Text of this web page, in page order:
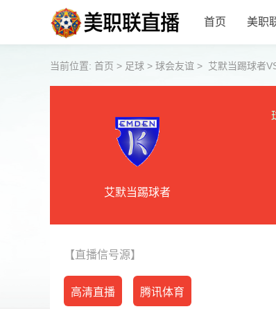
首页 美职
当前位置: 首页 > 足球 > 球会友谊 > 艾默当踢球者
艾默当踢球者
【直播信号源】
高清直播 腾讯体育